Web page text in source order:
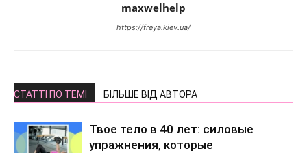
maxwelhelp
https://freya.kiev.ua/
СТАТТІ ПО ТЕМІ БІЛЬШЕ ВІД АВТОРА
Твое тело в 40 лет: силовые
упражнения, которые